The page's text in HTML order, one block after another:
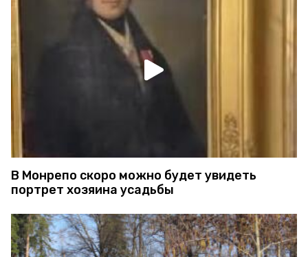
В Монрепо скоро можно будет увидеть
портрет хозяина усадьбы